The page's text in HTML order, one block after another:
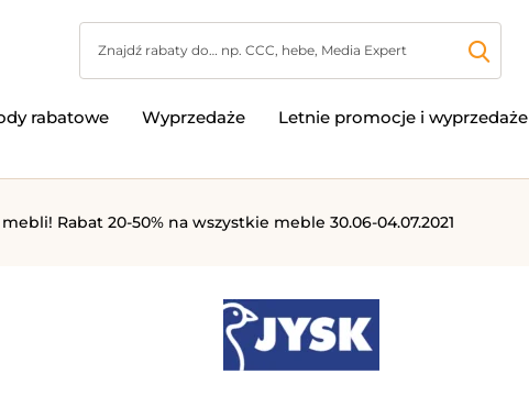
rabatowe Wyprzedaże Letnie promocje i wyprzedaże
Rabat 20-50% na wszystkie meble 30.06-04.07.2021